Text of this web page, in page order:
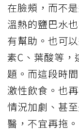
在臉頰，而不
溫熱的鹽巴水
有幫助。也可
素C、葉酸等
題。而這段時
激性飲食。也
情況加劇、甚
醫，不宜再拖。